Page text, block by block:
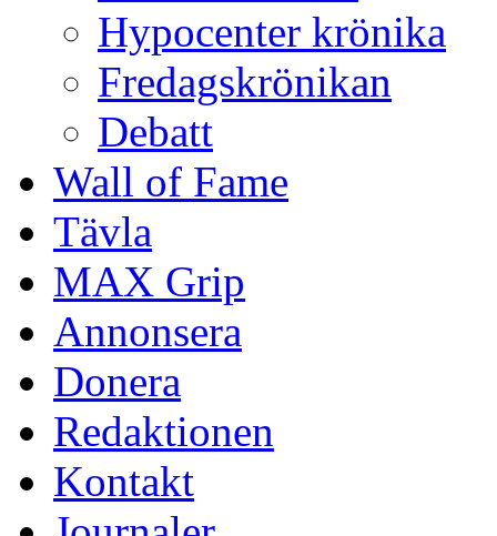
Hypocenter krönika
Fredagskrönikan
Debatt
Wall of Fame
Tävla
MAX Grip
Annonsera
Donera
Redaktionen
Kontakt